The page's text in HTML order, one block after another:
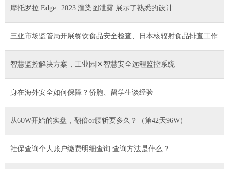
摩托罗拉 Edge _2023 渲染图泄露 展示了熟悉的设计
三亚市场监管局开展餐饮食品安全检查、日本核辐射食品排查工作
智慧监控解决方案，工业园区智慧安全远程监控系统
身在海外安全如何保障？侨胞、留学生谈经验
从60W开始的实盘，翻倍or腰斩要多久？（第42天96W）
社保查询个人账户缴费明细查询 查询方法是什么？